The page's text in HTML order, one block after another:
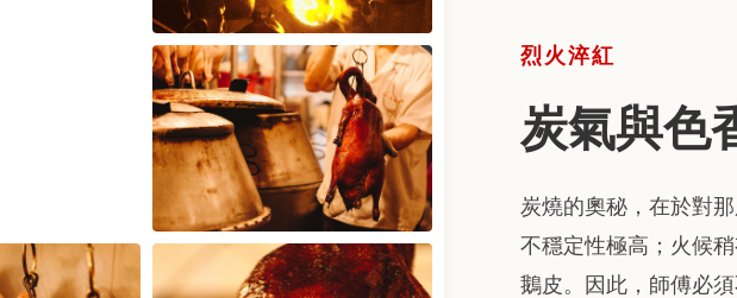
烈火淬紅
炭氣與色
炭燒的奧秘，在於對
不穩定性極高；火候
鵝皮。因此，師傅必